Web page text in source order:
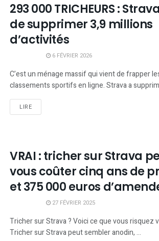
293 000 TRICHEURS :
de supprimer 3,9 millions
d’activités
6 FÉVRIER 2026
C’est un ménage massif qui vient de frapper
classements sportifs en ligne. Strava a
LIRE
VRAI : tricher sur Strava
vous coûter cinq ans de
et 375 000 euros
27 FÉVRIER 2025
Tricher sur Strava ? Voici ce que vous risquez
Tricher sur Strava peut sembler anodin, ...